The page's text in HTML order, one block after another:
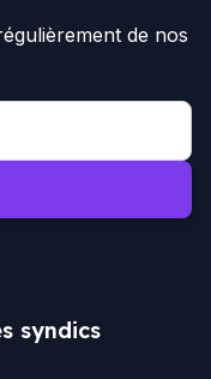
de nos
syndics